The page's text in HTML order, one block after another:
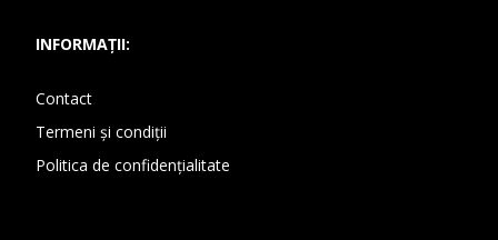
INFORMAȚII:
Contact
Termeni și condiții
Politica de confidențialitate